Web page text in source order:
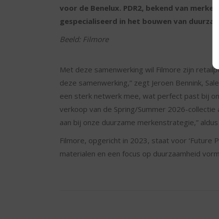
voor de Benelux. PDR2, bekend van
gespecialiseerd in het bouwen van
Beeld: Filmore
Met deze samenwerking wil Filmore zijn
deze samenwerking,” zegt Jeroen Bennink,
een sterk netwerk mee, wat perfect past bij
verkoop van de Spring/Summer 2026-collectie
aan bij onze duurzame merkenstrategie,”
Filmore, opgericht in 2023, staat voor ‘Future
materialen en een focus op duurzaamheid